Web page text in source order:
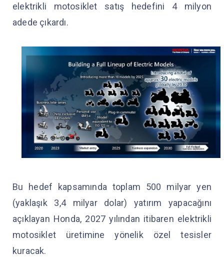
elektrikli motosiklet satış hedefini 4 milyon
adede çıkardı.
Bu hedef kapsamında toplam 500 milyar yen
(yaklaşık 3,4 milyar dolar) yatırım yapacağını
açıklayan Honda, 2027 yılından itibaren elektrikli
motosiklet üretimine yönelik özel tesisler
kuracak.